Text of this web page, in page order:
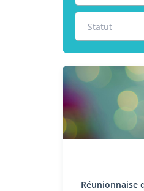
Statut
Réunionnaise